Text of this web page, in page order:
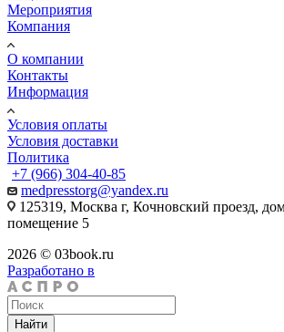
Мероприятия
Компания
О компании
Контакты
Информация
Условия оплаты
Условия доставки
Политика
+7 (966) 304-40-85
medpresstorg@yandex.ru
125319, Москва г, Кочновский проезд,
помещение 5
2026 © 03book.ru
Разработано в
Найти